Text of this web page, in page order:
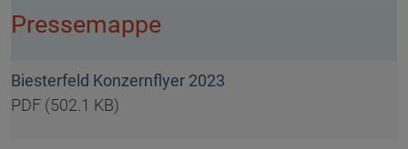
Pressemappe
Biesterfeld Konzernflyer 2023
PDF (502.1 KB)